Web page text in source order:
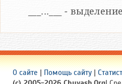
___...___ -
О сайте | Помощь сайту |